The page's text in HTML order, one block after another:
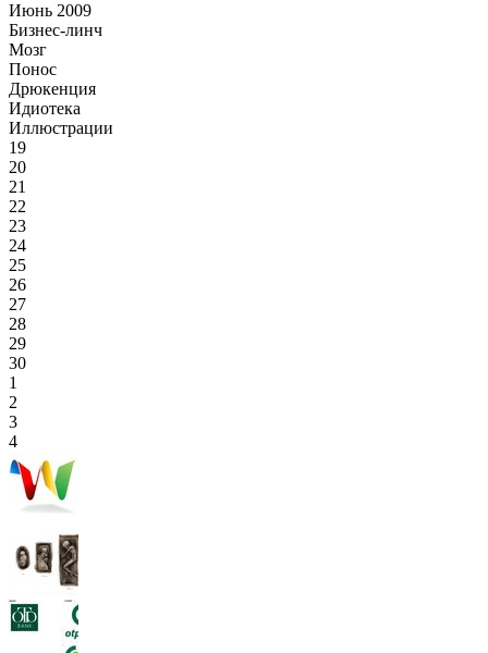
Июнь 2009
Бизнес-линч
Мозг
Понос
Дрюкенция
Идиотека
Иллюстрации
19
20
21
22
23
24
25
26
27
28
29
30
1
2
3
4